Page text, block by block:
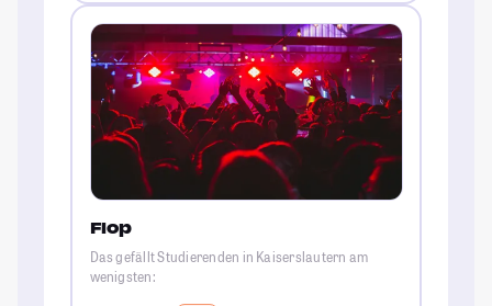
Flop
Das gefällt Studierenden in Kaiserslautern am
wenigsten: